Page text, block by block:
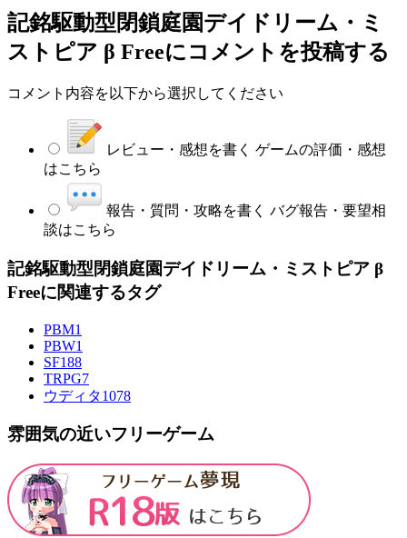
記銘駆動型閉鎖庭園デイドリーム・ミ
ストピア β Freeにコメントを投稿する
コメント内容を以下から選択してください
レビュー・感想を書く ゲームの評価・感想
はこちら
報告・質問・攻略を書く バグ報告・要望相
談はこちら
記銘駆動型閉鎖庭園デイドリーム・ミストピア β
Freeに関連するタグ
PBM1
PBW1
SF188
TRPG7
ウディタ1078
雰囲気の近いフリーゲーム